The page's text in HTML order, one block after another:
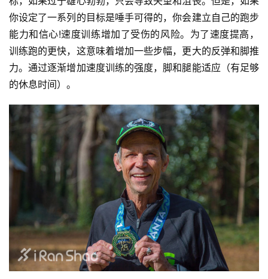
你设定了一系列的目标是唾手可得的，你会建立自己的跑步
能力和信心!速度训练增加了受伤的风险。为了速度提高，
训练跑的更快，这意味着增加一些步幅，更大的反弹和脚推
力。通过逐渐增加速度训练的强度，脚和腿能适应（有足够
的休息时间）。